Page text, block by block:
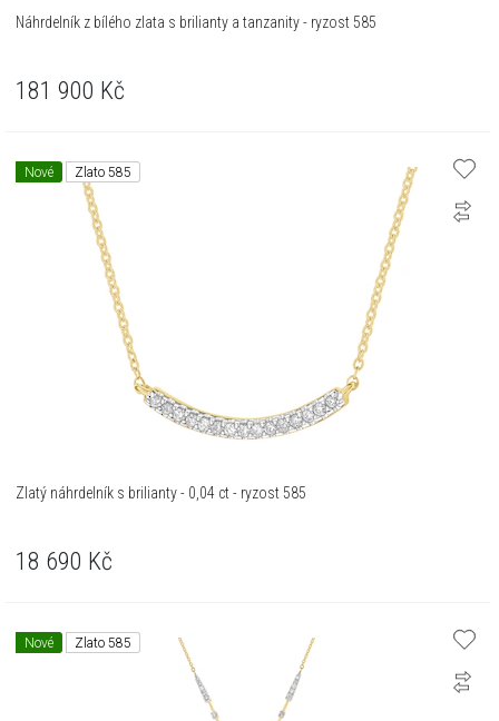
Náhrdelník z bílého zlata s brilianty a tanzanity - ryzost 585
181 900 Kč
Nové Zlato 585
Zlatý náhrdelník s brilianty - 0,04 ct - ryzost 585
18 690 Kč
Nové Zlato 585